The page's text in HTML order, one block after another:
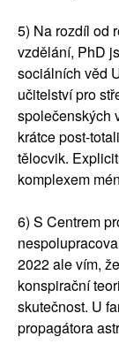
5) Na rozdíl od
vzdělání, PhD
sociálních věd
učitelství pro
společenských
krátce post-
tělocvik.
komplexem
6) S Centrem
2022 ale vím,
konspirační
skutečnost. U
propagátora